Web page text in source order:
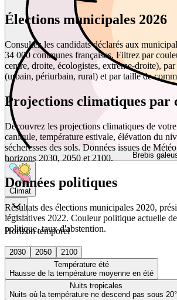
Brebis
Climat
Horizon temporel
2030 2050
2100
Température été
Hausse de la température moyenne en été
Nuits tropicales
Nuits où la température ne descend pas sous
Élections municipales 2026
Consultez les candidats déclarés aux
34 000 communes françaises. Filtrez par
centre, droite, écologistes, extrême-droite),
(urbain, périurbain, rural) et par taille de
Projections climatiques par
Découvrez les projections climatiques de
canicule, température estivale, élévation du
sécheresses des sols. Données issues de
horizons 2030, 2050 et 2100.
Données politiques
Résultats des élections municipales 2020,
législatives 2022. Couleur politique actuelle
politique, taux d'abstention.